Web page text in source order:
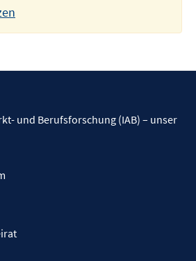
und Berufsforschung (IAB) – unser